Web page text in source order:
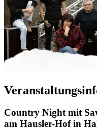
Country Night mit
am Hausler-Hof in